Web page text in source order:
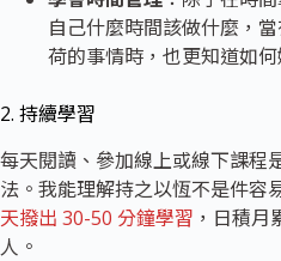
自己什麼時間該做什麼，
荷的事情時，也更知道如何
2. 持續學習
每天閱讀、參加線上或線下課程
法。我能理解持之以恆不是件容
天撥出 30-50 分鐘學習 ，日積月
人。